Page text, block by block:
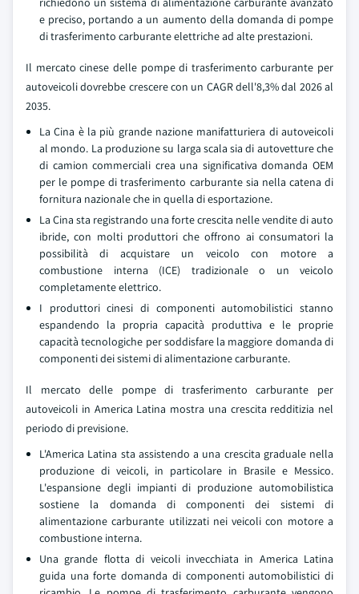
e preciso, portando a un aumento della domanda di pompe
di trasferimento carburante elettriche ad alte prestazioni.
Il mercato cinese delle pompe di trasferimento carburante per
autoveicoli dovrebbe crescere con un CAGR dell'8,3% dal 2026 al
2035.
La Cina è la più grande nazione manifatturiera di autoveicoli
al mondo. La produzione su larga scala sia di autovetture che
di camion commerciali crea una significativa domanda OEM
per le pompe di trasferimento carburante sia nella catena di
fornitura nazionale che in quella di esportazione.
La Cina sta registrando una forte crescita nelle vendite di auto
ibride, con molti produttori che offrono ai consumatori la
possibilità di acquistare un veicolo con motore a
combustione interna (ICE) tradizionale o un veicolo
completamente elettrico.
I produttori cinesi di componenti automobilistici stanno
espandendo la propria capacità produttiva e le proprie
capacità tecnologiche per soddisfare la maggiore domanda di
componenti dei sistemi di alimentazione carburante.
Il mercato delle pompe di trasferimento carburante per
autoveicoli in America Latina mostra una crescita redditizia nel
periodo di previsione.
L'America Latina sta assistendo a una crescita graduale nella
produzione di veicoli, in particolare in Brasile e Messico.
L'espansione degli impianti di produzione automobilistica
sostiene la domanda di componenti dei sistemi di
alimentazione carburante utilizzati nei veicoli con motore a
combustione interna.
Una grande flotta di veicoli invecchiata in America Latina
guida una forte domanda di componenti automobilistici di